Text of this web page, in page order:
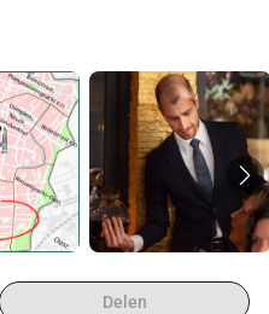
van De
een prachtige,
kan laten
het kan best
dan weet u ook
bent. Draag bij
u past, bekijk
Delen